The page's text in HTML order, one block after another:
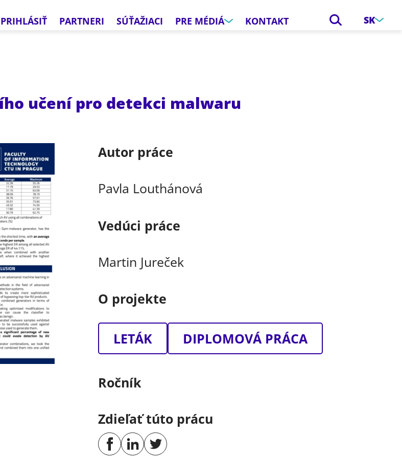
PARTNERI SÚŤAŽIACI PRE MÉDIÁ KONTAKT SK
učení pro detekci malwaru
Autor práce
Pavla Louthánová
Vedúci práce
Martin Jureček
O projekte
LETÁK DIPLOMOVÁ PRÁCA
Ročník
Zdieľať túto prácu